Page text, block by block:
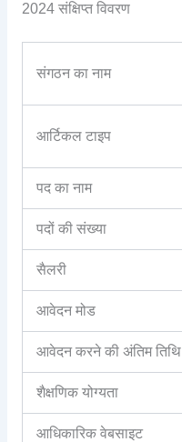
2024 संक्षिप्त विवरण
संगठन का नाम
आर्टिकल टाइप
पद का नाम
पदों की संख्या
सैलरी
आवेदन मोड
आवेदन करने की अंतिम तिथि
शैक्षणिक योग्यता
आधिकारिक वेबसाइट